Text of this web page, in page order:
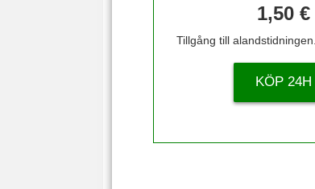
1,50 €
Tillgång till
KÖP 24H